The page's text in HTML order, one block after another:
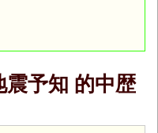
震予知 的中歴